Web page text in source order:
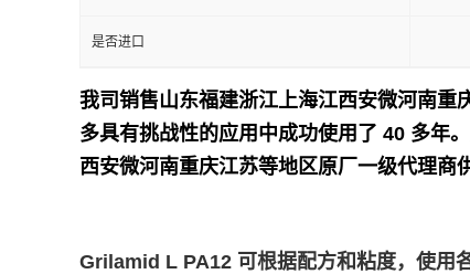
是否进口
我司销售山东福建浙江上海江西安微河南重
多具有挑战性的应用中成功使用了 40 多年。
西安微河南重庆江苏等地区原厂一级代理
Grilamid L PA12 可根据配方和粘度，使用